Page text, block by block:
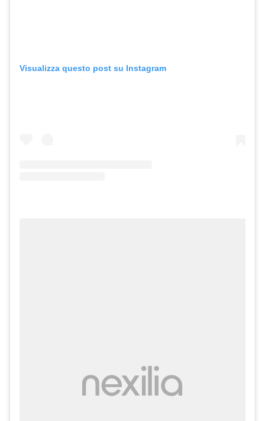
Visualizza questo post su Instagram